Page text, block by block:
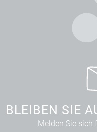
BLEIBEN SIE
Melden Sie sich